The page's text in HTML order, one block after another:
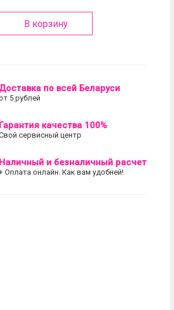
В корзину
Доставка по всей Беларуси
5 рублей
Гарантия качества 100%
сервисный центр
Наличный и безналичный расчет
Оплата онлайн. Как вам удобней!